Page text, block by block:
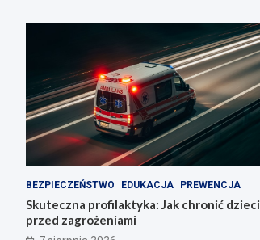
BEZPIECZEŃSTWO EDUKACJA PREWENCJA
Skuteczna profilaktyka: Jak chronić dzieci
przed zagrożeniami